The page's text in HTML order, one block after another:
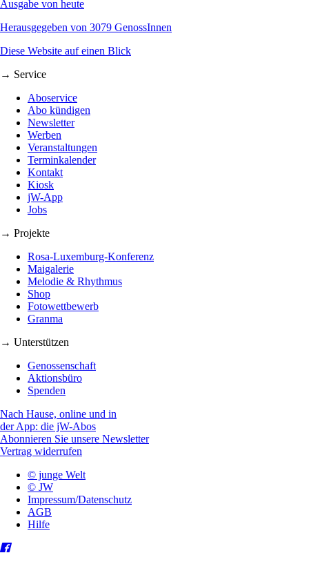
Ausgabe von heute
Herausgegeben von 3079 GenossInnen
Diese Website auf einen Blick
→ Service
Aboservice
Abo kündigen
Newsletter
Werben
Veranstaltungen
Terminkalender
Kontakt
Kiosk
jW-App
Jobs
→ Projekte
Rosa-Luxemburg-Konferenz
Maigalerie
Melodie & Rhythmus
Shop
Fotowettbewerb
Granma
→ Unterstützen
Genossenschaft
Aktionsbüro
Spenden
Nach Hause, online und in
der App: die jW-Abos
Abonnieren Sie unsere Newsletter
Vertrag widerrufen
© junge Welt
© JW
Impressum/Datenschutz
AGB
Hilfe